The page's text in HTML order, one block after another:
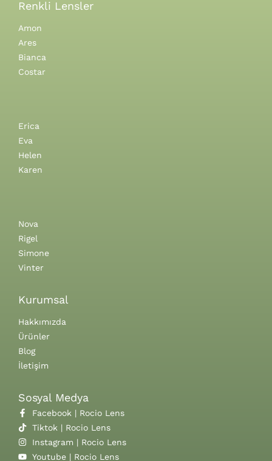
Renkli Lensler
Amon
Ares
Bianca
Costar
Erica
Eva
Helen
Karen
Nova
Rigel
Simone
Vinter
Kurumsal
Hakkımızda
Ürünler
Blog
İletişim
Sosyal Medya
Facebook | Rocio Lens
Tiktok | Rocio Lens
Instagram | Rocio Lens
Youtube | Rocio Lens